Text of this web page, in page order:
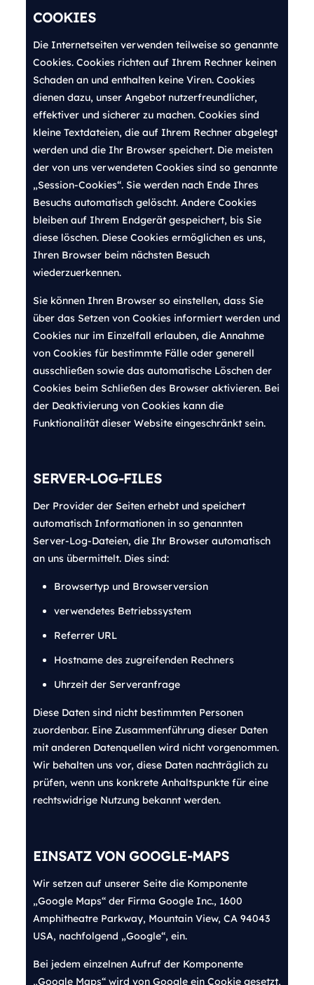
COOKIES
Die Internetseiten verwenden teilweise so genannte
Cookies. Cookies richten auf Ihrem Rechner keinen
Schaden an und enthalten keine Viren. Cookies
dienen dazu, unser Angebot nutzerfreundlicher,
effektiver und sicherer zu machen. Cookies sind
kleine Textdateien, die auf Ihrem Rechner abgelegt
werden und die Ihr Browser speichert. Die meisten
der von uns verwendeten Cookies sind so genannte
„Session-Cookies“. Sie werden nach Ende Ihres
Besuchs automatisch gelöscht. Andere Cookies
bleiben auf Ihrem Endgerät gespeichert, bis Sie
diese löschen. Diese Cookies ermöglichen es uns,
Ihren Browser beim nächsten Besuch
wiederzuerkennen.
Sie können Ihren Browser so einstellen, dass Sie
über das Setzen von Cookies informiert werden und
Cookies nur im Einzelfall erlauben, die Annahme
von Cookies für bestimmte Fälle oder generell
ausschließen sowie das automatische Löschen der
Cookies beim Schließen des Browser aktivieren. Bei
der Deaktivierung von Cookies kann die
Funktionalität dieser Website eingeschränkt sein.
SERVER-LOG-FILES
Der Provider der Seiten erhebt und speichert
automatisch Informationen in so genannten
Server-Log-Dateien, die Ihr Browser automatisch
an uns übermittelt. Dies sind:
Browsertyp und Browserversion
verwendetes Betriebssystem
Referrer URL
Hostname des zugreifenden Rechners
Uhrzeit der Serveranfrage
Diese Daten sind nicht bestimmten Personen
zuordenbar. Eine Zusammenführung dieser Daten
mit anderen Datenquellen wird nicht vorgenommen.
Wir behalten uns vor, diese Daten nachträglich zu
prüfen, wenn uns konkrete Anhaltspunkte für eine
rechtswidrige Nutzung bekannt werden.
EINSATZ VON GOOGLE-MAPS
Wir setzen auf unserer Seite die Komponente
„Google Maps“ der Firma Google Inc., 1600
Amphitheatre Parkway, Mountain View, CA 94043
USA, nachfolgend „Google“, ein.
Bei jedem einzelnen Aufruf der Komponente
„Google Maps“ wird von Google ein Cookie gesetzt,